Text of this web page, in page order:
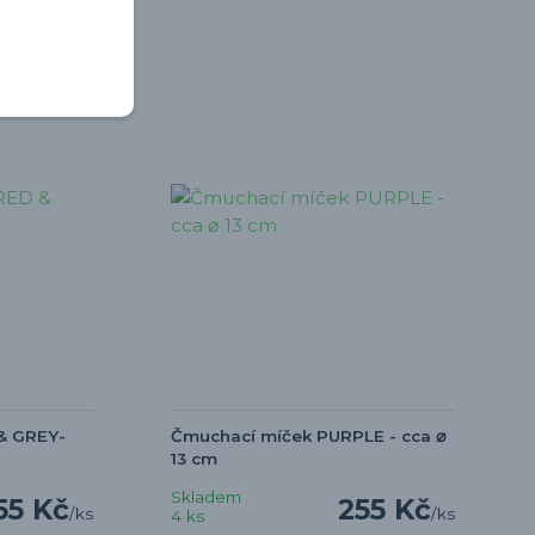
GREY-
Kč/ks
Čmuchací míček PURPLE - cca ⌀
13 cm
255 Kč/ks
Skladem
4 ks